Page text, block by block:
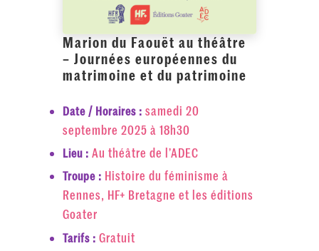
Marion du Faouët au théâtre
– Journées européennes du
matrimoine et du patrimoine
Date / Horaires : samedi 20
septembre 2025 à 18h30
Lieu : Au théâtre de l’ADEC
Troupe : Histoire du féminisme à
Rennes, HF+ Bretagne et les éditions
Goater
Tarifs : Gratuit